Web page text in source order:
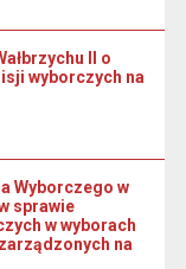
II o
wyborczych na
Wyborczego w
sprawie
w wyborach
na